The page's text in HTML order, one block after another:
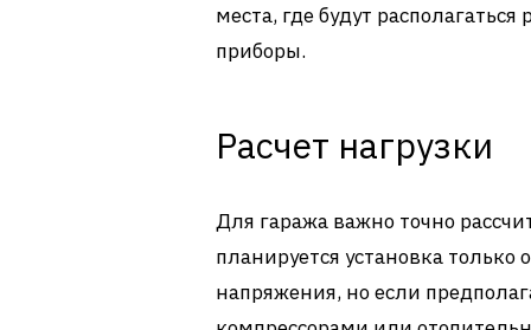
места, где будут
приборы.
Расчет нагрузки
Для гаража важно точно
планируется установка
напряжения, но если